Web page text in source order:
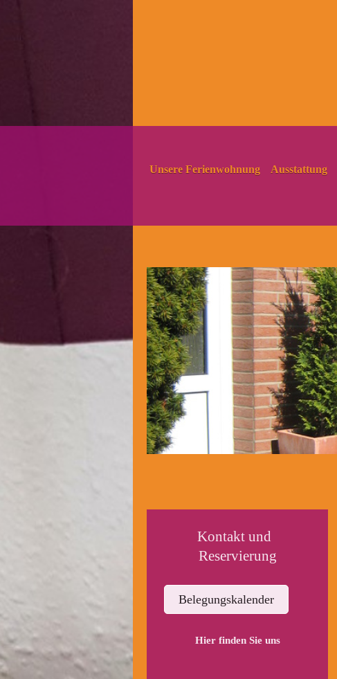
Unsere Ferienwohnung Ausstattung
Kontakt und
Reservierung
Belegungskalender
Hier finden Sie uns